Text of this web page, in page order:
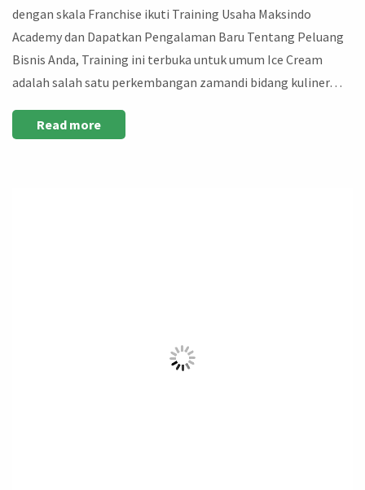
dengan skala Franchise ikuti Training Usaha Maksindo
Academy dan Dapatkan Pengalaman Baru Tentang Peluang
Bisnis Anda, Training ini terbuka untuk umum Ice Cream
adalah salah satu perkembangan zamandi bidang kuliner…
Read more